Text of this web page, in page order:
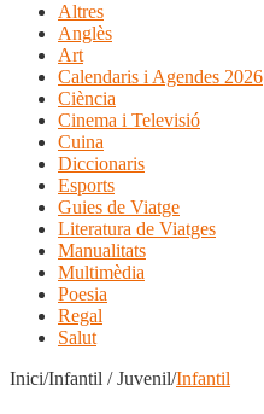
Altres
Anglès
Art
Calendaris i Agendes 2026
Ciència
Cinema i Televisió
Cuina
Diccionaris
Esports
Guies de Viatge
Literatura de Viatges
Manualitats
Multimèdia
Poesia
Regal
Salut
Inici/Infantil / Juvenil/Infantil